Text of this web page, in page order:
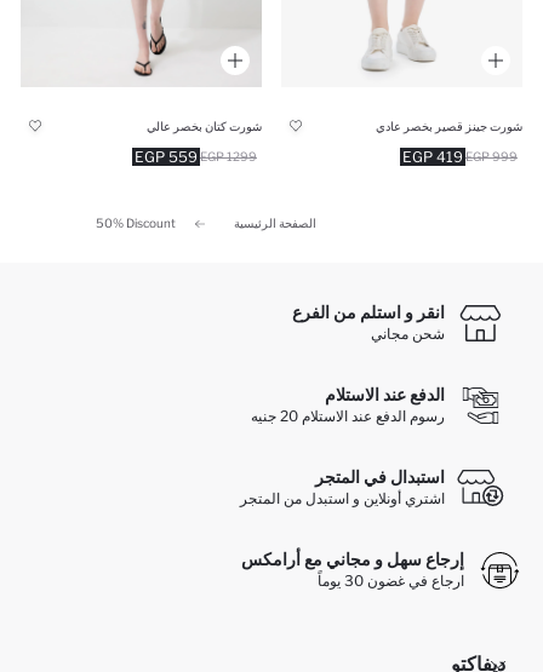
شورت جينز قصير بخصر عادي
419 EGP 999 EGP
شورت كتان بخصر عالي
559 EGP 1299 EGP
الصفحة الرئيسية 50% Discount
انقر و استلم من الفرع
شحن مجاني
الدفع عند الاستلام
رسوم الدفع عند الاستلام 20 جنيه
استبدال في المتجر
اشتري أونلاين و استبدل من المتجر
إرجاع سهل و مجاني مع أرامكس
ارجاع في غضون 30 يوماً
ديفاكتو